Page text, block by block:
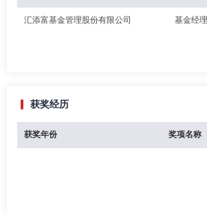
汇添富基金管理股份有限公司 基金经
获奖经历
获奖年份 奖项名称